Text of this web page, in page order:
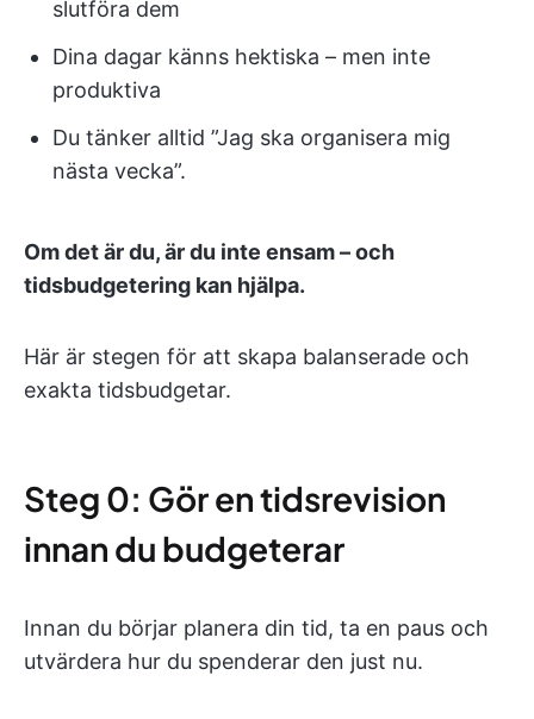
slutföra dem
Dina dagar känns hektiska – men inte
produktiva
Du tänker alltid ”Jag ska organisera mig
nästa vecka”.
Om det är du, är du inte ensam – och
tidsbudgetering kan hjälpa.
Här är stegen för att skapa balanserade och
exakta tidsbudgetar.
Steg 0: Gör en tidsrevision
innan du budgeterar
Innan du börjar planera din tid, ta en paus och
utvärdera hur du spenderar den just nu.